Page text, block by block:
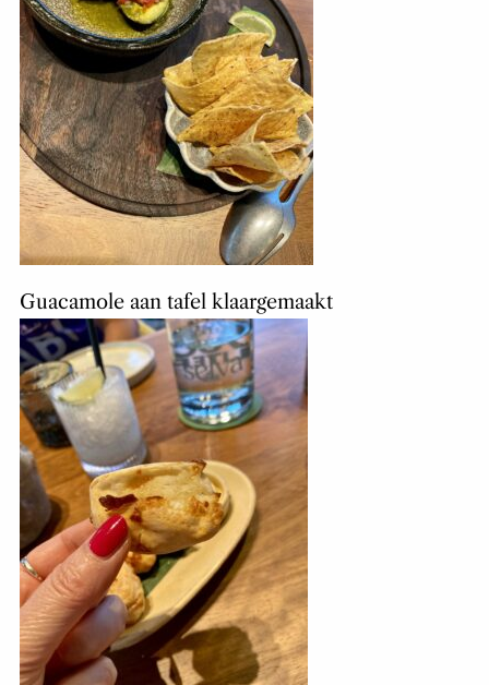
Guacamole aan tafel klaargemaakt